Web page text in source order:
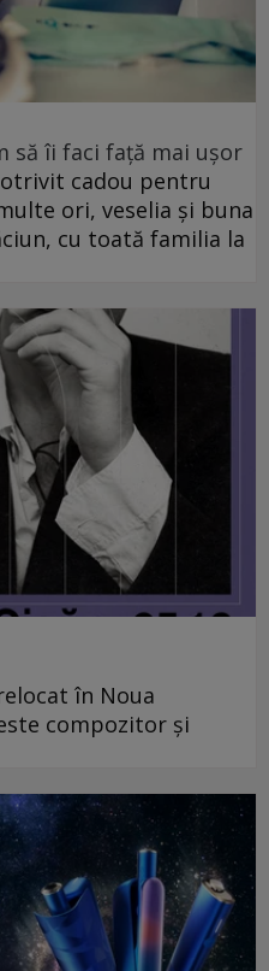
să îi faci față mai ușor
cadou pentru
ori, veselia și buna
cu toată familia la
în Noua
compozitor și